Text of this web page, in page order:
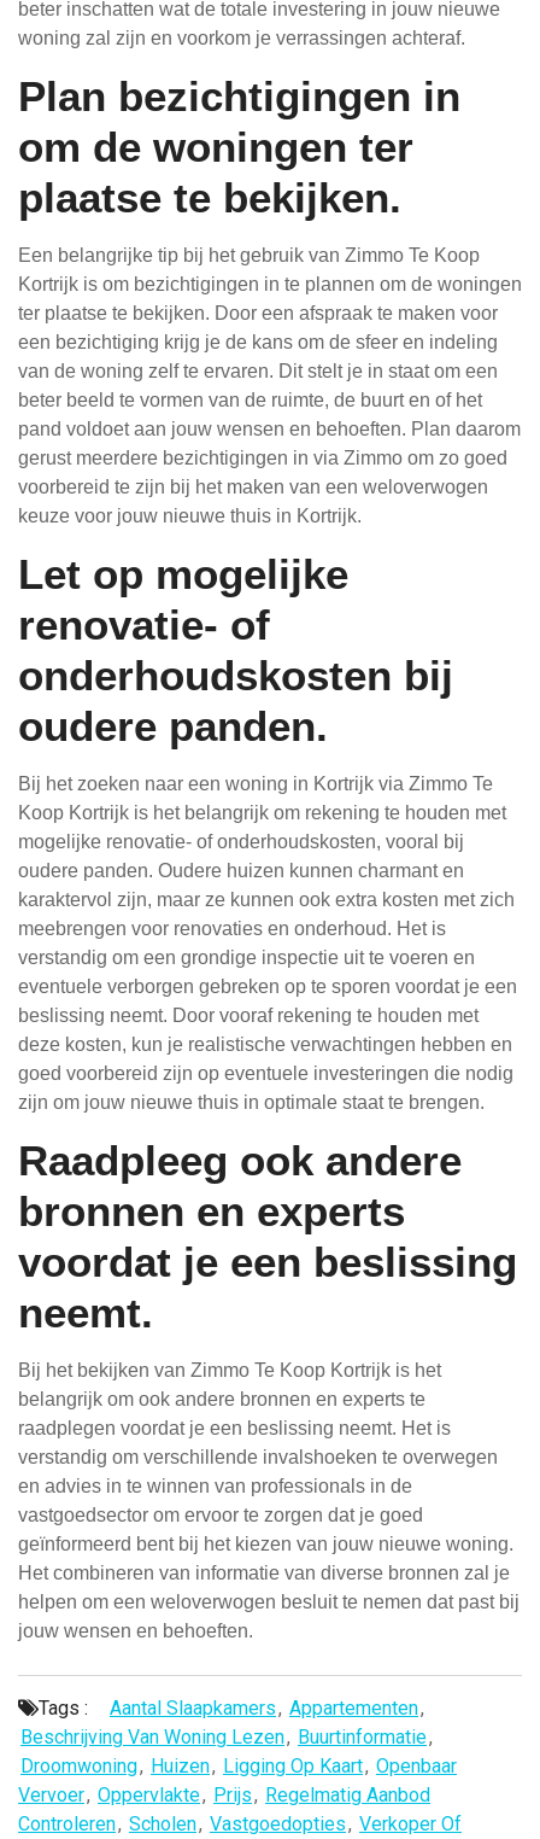
beter inschatten wat de totale investering in jouw nieuwe
woning zal zijn en voorkom je verrassingen achteraf.
Plan bezichtigingen in
om de woningen ter
plaatse te bekijken.
Een belangrijke tip bij het gebruik van Zimmo Te Koop
Kortrijk is om bezichtigingen in te plannen om de woningen
ter plaatse te bekijken. Door een afspraak te maken voor
een bezichtiging krijg je de kans om de sfeer en indeling
van de woning zelf te ervaren. Dit stelt je in staat om een
beter beeld te vormen van de ruimte, de buurt en of het
pand voldoet aan jouw wensen en behoeften. Plan daarom
gerust meerdere bezichtigingen in via Zimmo om zo goed
voorbereid te zijn bij het maken van een weloverwogen
keuze voor jouw nieuwe thuis in Kortrijk.
Let op mogelijke
renovatie- of
onderhoudskosten bij
oudere panden.
Bij het zoeken naar een woning in Kortrijk via Zimmo Te
Koop Kortrijk is het belangrijk om rekening te houden met
mogelijke renovatie- of onderhoudskosten, vooral bij
oudere panden. Oudere huizen kunnen charmant en
karaktervol zijn, maar ze kunnen ook extra kosten met zich
meebrengen voor renovaties en onderhoud. Het is
verstandig om een grondige inspectie uit te voeren en
eventuele verborgen gebreken op te sporen voordat je een
beslissing neemt. Door vooraf rekening te houden met
deze kosten, kun je realistische verwachtingen hebben en
goed voorbereid zijn op eventuele investeringen die nodig
zijn om jouw nieuwe thuis in optimale staat te brengen.
Raadpleeg ook andere
bronnen en experts
voordat je een beslissing
neemt.
Bij het bekijken van Zimmo Te Koop Kortrijk is het
belangrijk om ook andere bronnen en experts te
raadplegen voordat je een beslissing neemt. Het is
verstandig om verschillende invalshoeken te overwegen
en advies in te winnen van professionals in de
vastgoedsector om ervoor te zorgen dat je goed
geïnformeerd bent bij het kiezen van jouw nieuwe woning.
Het combineren van informatie van diverse bronnen zal je
helpen om een weloverwogen besluit te nemen dat past bij
jouw wensen en behoeften.
Tags : Aantal Slaapkamers, Appartementen,
Beschrijving Van Woning Lezen, Buurtinformatie,
Droomwoning, Huizen, Ligging Op Kaart, Openbaar
Vervoer, Oppervlakte, Prijs, Regelmatig Aanbod
Controleren, Scholen, Vastgoedopties, Verkoper Of